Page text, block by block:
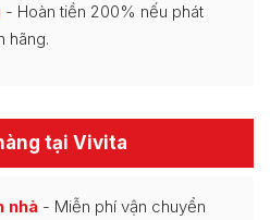
- Hoàn tiền 200% nếu phát
hãng.
tại Vivita
nhà - Miễn phí vận chuyển